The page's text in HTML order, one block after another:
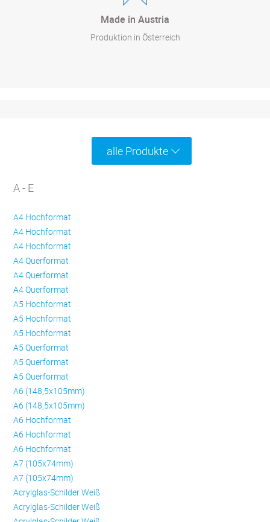
Made in Austria
Produktion in Österreich
alle Produkte
A - E
A4 Hochformat
A4 Hochformat
A4 Hochformat
A4 Querformat
A4 Querformat
A4 Querformat
A5 Hochformat
A5 Hochformat
A5 Hochformat
A5 Querformat
A5 Querformat
A5 Querformat
A6 (148,5x105mm)
A6 (148,5x105mm)
A6 Hochformat
A6 Hochformat
A6 Hochformat
A7 (105x74mm)
A7 (105x74mm)
Acrylglas-Schilder Weiß
Acrylglas-Schilder Weiß